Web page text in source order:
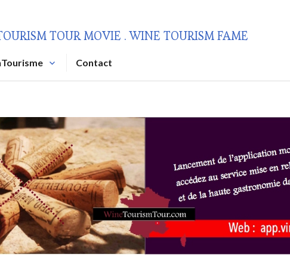
TOUR MOVIE . WINE TOURISM FAME
Contact